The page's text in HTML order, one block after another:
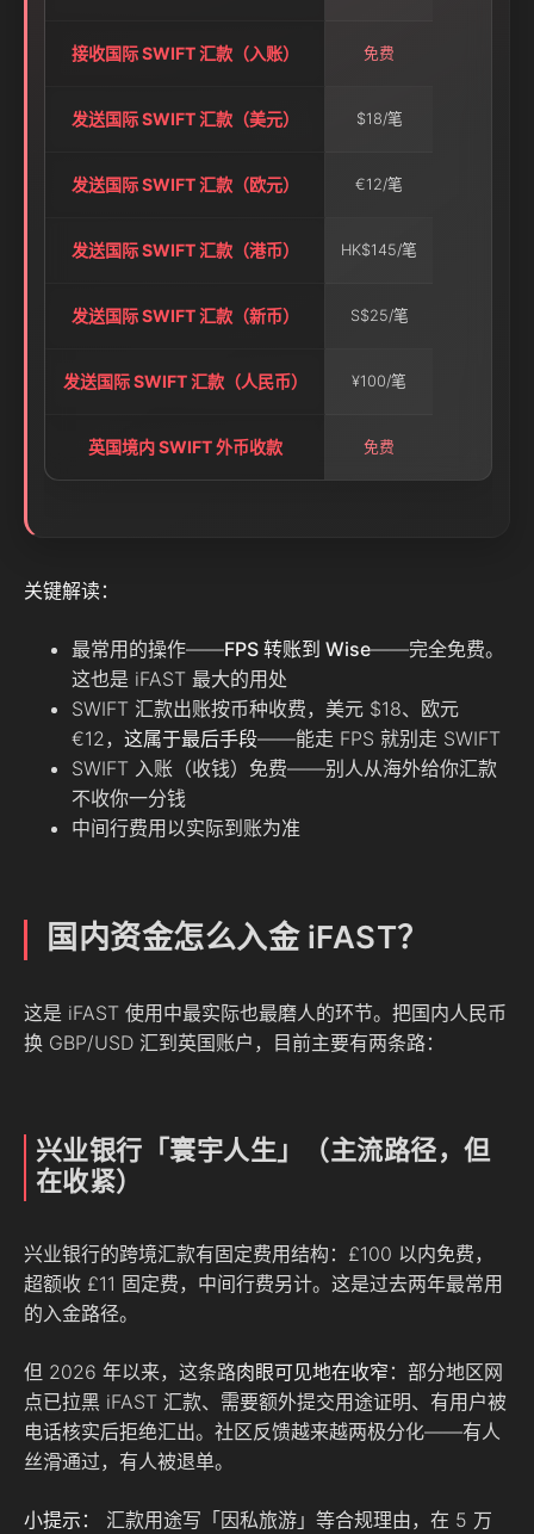
接收国际 SWIFT 汇款（入账） 免费
发送国际 SWIFT 汇款（美元） $18/笔
发送国际 SWIFT 汇款（欧元） €12/笔
发送国际 SWIFT 汇款（港币） HK$145/笔
发送国际 SWIFT 汇款（新币） S$25/笔
发送国际 SWIFT 汇款（人民币） ¥100/笔
英国境内 SWIFT 外币收款 免费
关键解读：
最常用的操作——FPS 转账到 Wise——完全免费。
这也是 iFAST 最大的用处
SWIFT 汇款出账按币种收费，美元 $18、欧元
€12， 这属于最后手段——能走 FPS 就别走 SWIFT
SWIFT 入账（收钱）免费——别人从海外给你汇款
不收你一分钱
中间行费用以实际到账为准
国内资金怎么入金 iFAST？
这是 iFAST 使用中最实际也最磨人的环节。把国内人民币
换 GBP/USD 汇到英国账户，目前主要有两条路：
兴业银行「寰宇人生」（主流路径，但
在收紧）
兴业银行的跨境汇款有固定费用结构：£100 以内免费，
超额收 £11 固定费，中间行费另计。这是过去两年最常用
的入金路径。
但 2026 年以来，这条路肉眼可见地在收窄 ：部分地区网
点已拉黑 iFAST 汇款、需要额外提交用途证明、有用户被
电话核实后拒绝汇出。社区反馈越来越两极分化——有人
丝滑通过，有人被退单。
小提示：
汇款用途写「因私旅游」等合规理由，在 5 万